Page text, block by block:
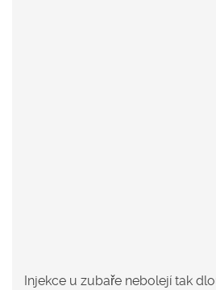
Injekce u zubaře nebolejí tak